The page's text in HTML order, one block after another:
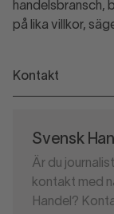
handelsbransch,
på lika villkor,
Kontakt
Svensk
Är du
kontakt med
Handel?